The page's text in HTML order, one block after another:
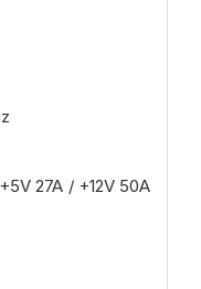
27A / +12V 50A